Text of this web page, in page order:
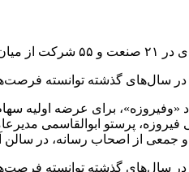
دارد.
پرستو ابوالقاسمی
جمعی از اصحاب رسانه، در